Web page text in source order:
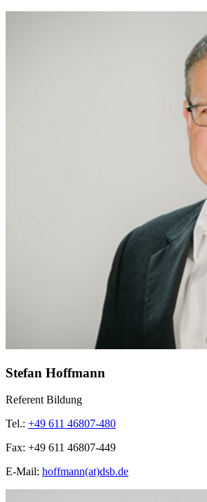
Stefan Hoffmann
Referent Bildung
Tel.: +49 611 46807-480
Fax: +49 611 46807-449
E-Mail: hoffmann(at)dsb.de